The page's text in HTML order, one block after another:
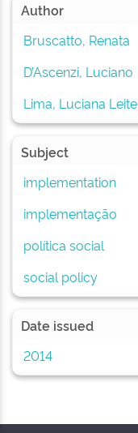
Author
Bruscatto, Renata
D’Ascenzi, Luciano
Lima, Luciana Leite
Subject
implementation
implementação
política social
social policy
Date issued
2014